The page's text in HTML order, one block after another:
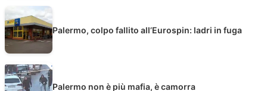
Palermo, colpo fallito all’Eurospin: ladri in fuga
Palermo non è più mafia, è camorra